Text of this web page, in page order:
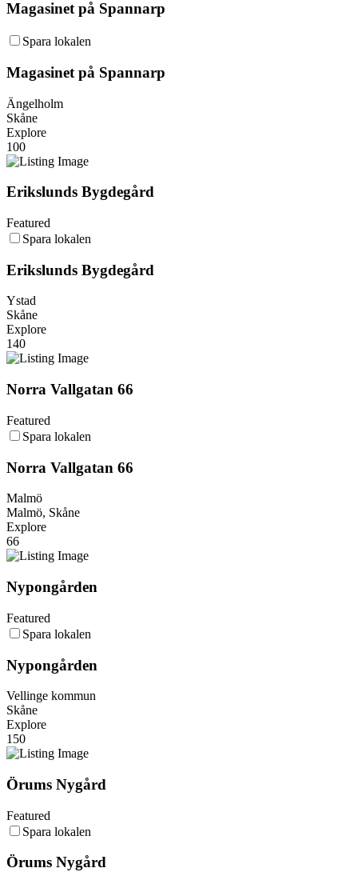
Magasinet på Spannarp
Spara lokalen
Magasinet på Spannarp
Ängelholm
Skåne
Explore
100
Erikslunds Bygdegård
Featured
Spara lokalen
Erikslunds Bygdegård
Ystad
Skåne
Explore
140
Norra Vallgatan 66
Featured
Spara lokalen
Norra Vallgatan 66
Malmö
Malmö, Skåne
Explore
66
Nypongården
Featured
Spara lokalen
Nypongården
Vellinge kommun
Skåne
Explore
150
Örums Nygård
Featured
Spara lokalen
Örums Nygård